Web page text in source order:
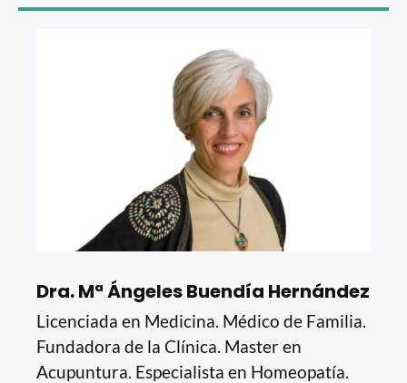
Dra. Mª Ángeles Buendía Hernández
Licenciada en Medicina. Médico de Familia.
Fundadora de la Clínica. Master en
Acupuntura. Especialista en Homeopatía.